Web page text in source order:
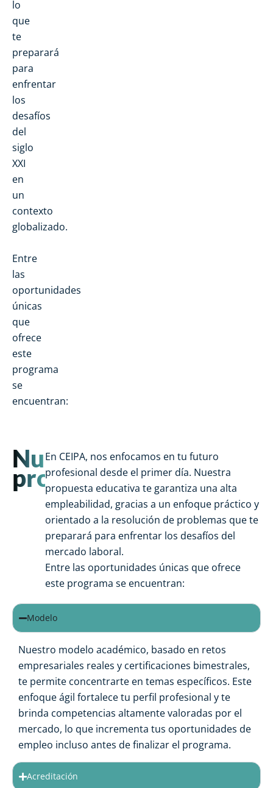
lo
que
te
preparará
para
enfrentar
los
desafíos
del
siglo
XXI
en
un
contexto
globalizado.
Entre
las
oportunidades
únicas
que
ofrece
este
programa
se
encuentran:
Modelo
Nuestro modelo académico, basado en retos
empresariales reales y certificaciones bimestrales,
te permite concentrarte en temas específicos. Este
enfoque ágil fortalece tu perfil profesional y te
brinda competencias altamente valoradas por el
mercado, lo que incrementa tus oportunidades de
empleo incluso antes de finalizar el programa.
Acreditación
Nuestra
promesa
En CEIPA, nos enfocamos en tu futuro
profesional desde el primer día. Nuestra
propuesta educativa te garantiza una alta
empleabilidad, gracias a un enfoque práctico y
orientado a la resolución de problemas que te
preparará para enfrentar los desafíos del
mercado laboral.
Entre las oportunidades únicas que ofrece
este programa se encuentran: